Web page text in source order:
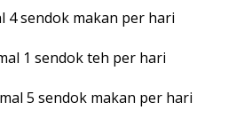
4 sendok makan per hari
1 sendok teh per hari
5 sendok makan per hari